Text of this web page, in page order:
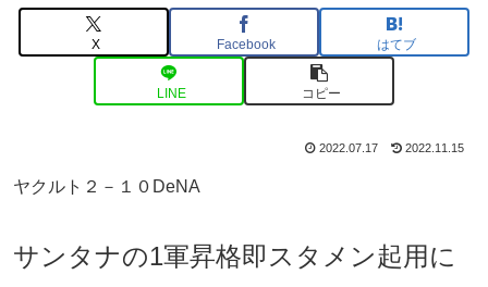
X Facebook はてブ
LINE コピー
2022.07.17 2022.11.15
ヤクルト２－１０DeNA
サンタナの1軍昇格即スタメン起用に